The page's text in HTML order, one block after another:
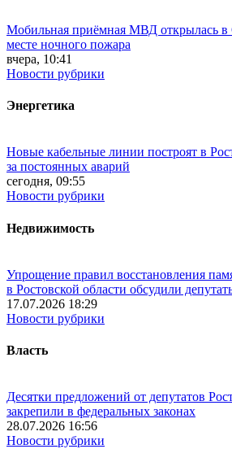
Мобильная приёмная МВД открылась
месте ночного пожара
вчера, 10:41
Новости рубрики
Энергетика
Новые кабельные линии построят в
за постоянных аварий
сегодня, 09:55
Новости рубрики
Недвижимость
Упрощение правил восстановления
в Ростовской области обсудили
17.07.2026 18:29
Новости рубрики
Власть
Десятки предложений от депутатов
закрепили в федеральных законах
28.07.2026 16:56
Новости рубрики